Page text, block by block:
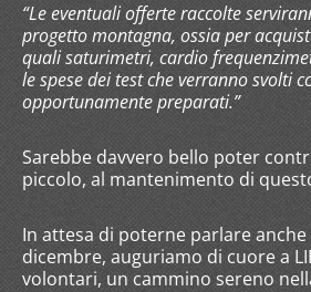
“Le eventuali offerte raccolte
progetto montagna, ossia per
quali saturimetri, cardio
le spese dei test cheverranno svolti
opportunamente preparati.”
Sarebbe davvero bello poter
piccolo, al mantenimento di
In attesa di poterne parlare anche
dicembre, auguriamo di cuore a
volontari, un cammino sereno